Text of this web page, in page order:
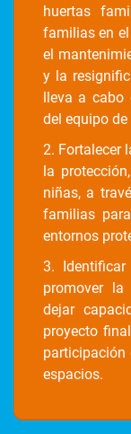
huertas
familias en
el
y la
lleva a cabo
del equipo
2. Fortalecer
la
niñas, a
familias
entornos
3.
promover la
dejar
proyecto
participación
espacios.